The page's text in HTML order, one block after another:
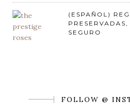
(ESPAÑOL)
SEGURO
FOLLOW @